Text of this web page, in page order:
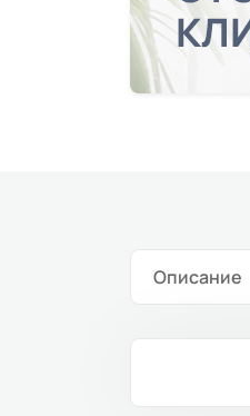
Описание